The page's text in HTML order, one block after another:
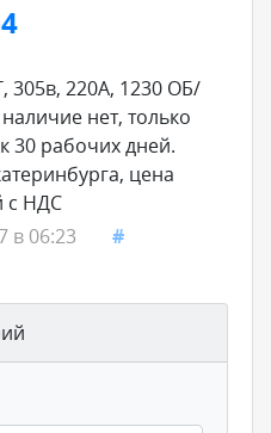
305в, 220А, 1230 ОБ/
нет, только
30 рабочих дней.
цена
с НДС
в 06:23
#